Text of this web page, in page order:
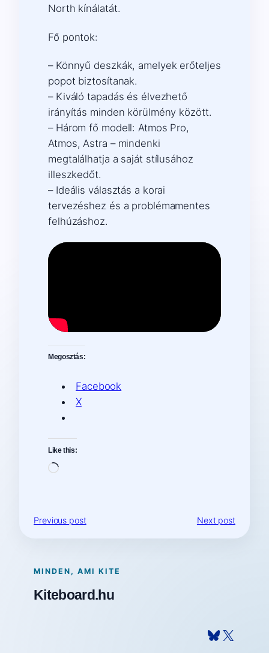
North kínálatát.
Fő pontok:
– Könnyű deszkák, amelyek erőteljes
popot biztosítanak.
– Kiváló tapadás és élvezhető
irányítás minden körülmény között.
– Három fő modell: Atmos Pro,
Atmos, Astra – mindenki
megtalálhatja a saját stílusához
illeszkedőt.
– Ideális választás a korai
tervezéshez és a problémamentes
felhúzáshoz.
Megosztás:
Facebook
X
Like this:
Loading…
Previous post Next post
MINDEN, AMI KITE
Kiteboard.hu
Bluesky X